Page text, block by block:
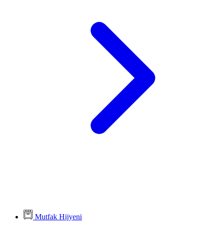
Mutfak Hijyeni